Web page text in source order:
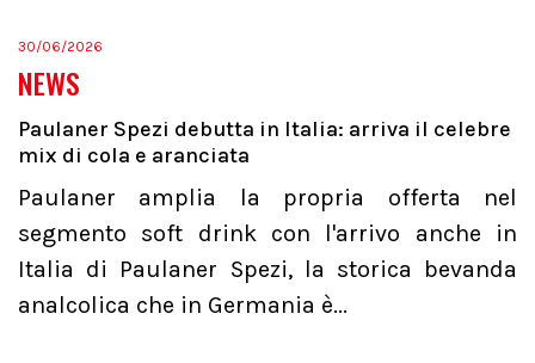
30/06/2026
NEWS
Paulaner Spezi debutta in Italia: arriva il celebre
mix di cola e aranciata
Paulaner amplia la propria offerta nel
segmento soft drink con l'arrivo anche in
Italia di Paulaner Spezi, la storica bevanda
analcolica che in Germania è...